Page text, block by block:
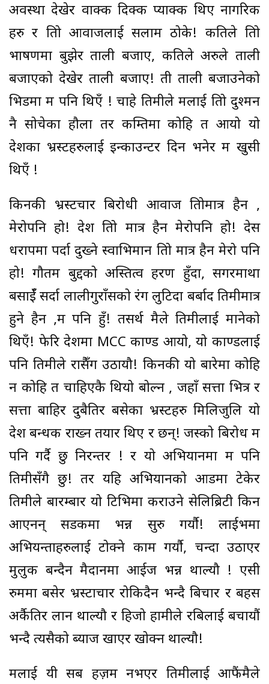
अवस्था देखेर वाक्क दिक्क प्याक्क थिए नागरिक
हरु र तिम्रो आवाजलाई सलाम ठोके! कतिले तिम्रो
भाषणमा बुझेर ताली बजाए, कतिले अरुले ताली
बजाएको देखेर ताली बजाए! ती ताली बजाउनेको
भिडमा म पनि थिएँ ! चाहे तिमीले मलाई तिम्रो दुश्मन
नै सोचेका हौला तर कम्तिमा कोहि त आयो यो
देशका भ्रस्टहरुलाई इन्काउन्टर दिन भनेर म खुसी
थिएँ !
किनकी भ्रस्टचार बिरोधी आवाज तिम्रोमात्र हैन ,
मेरोपनि हो! देश तिम्रो मात्र हैन मेरोपनि हो! देस
धरापमा पर्दा दुख्ने स्वाभिमान तिम्रो मात्र हैन मेरो पनि
हो! गौतम बुद्दको अस्तित्व हरण हुँदा, सगरमाथा
बसाईँ सर्दा लालीगुराँसको रंग लुटिदा बर्बाद तिमीमात्र
हुने हैन ,म पनि हुँ! तसर्थ मैले तिमीलाई मानेको
थिएँ! फेरि देशमा MCC काण्ड आयो, यो काण्डलाई
पनि तिमीले राम्रैसँग उठायौ! किनकी यो बारेमा कोहि
न कोहि त चाहिएकै थियो बोल्न , जहाँ सत्ता भित्र र
सत्ता बाहिर दुबैतिर बसेका भ्रस्टहरु मिलिजुलि यो
देश बन्धक राख्न तयार थिए र छन्! जस्को बिरोध म
पनि गर्दै छु निरन्तर ! र यो अभियानमा म पनि
तिमीसँगै छु! तर यहि अभियानको आडमा टेकेर
तिमीले बारम्बार यो टिभिमा कराउने सेलिब्रिटी किन
आएनन् सडकमा भन्न सुरु गर्यौ! लाईभमा
अभियन्ताहरुलाई टोक्ने काम गर्यौ, चन्दा उठाएर
मुलुक बन्दैन मैदानमा आईज भन्न थाल्यौ ! एसी
रुममा बसेर भ्रस्टाचार रोकिदैन भन्दै बिचार र बहस
अर्कैतिर लान थाल्यौ र हिजो हामीले रबिलाई बचायौं
भन्दै त्यसैको ब्याज खाएर खोक्न थाल्यौ!
मलाई यी सब हज़म नभएर तिमीलाई आफैंमैले